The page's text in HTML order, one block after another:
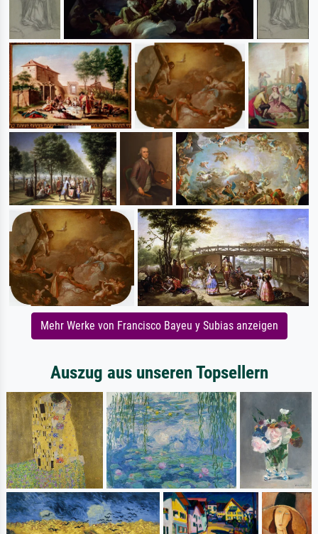
Mehr Werke von Francisco Bayeu y Subias anzeigen
Auszug aus unseren Topsellern